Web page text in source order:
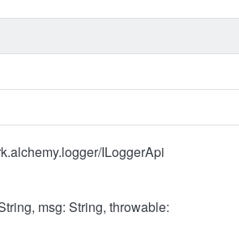
ILoggerApi
msg: String, throwable: